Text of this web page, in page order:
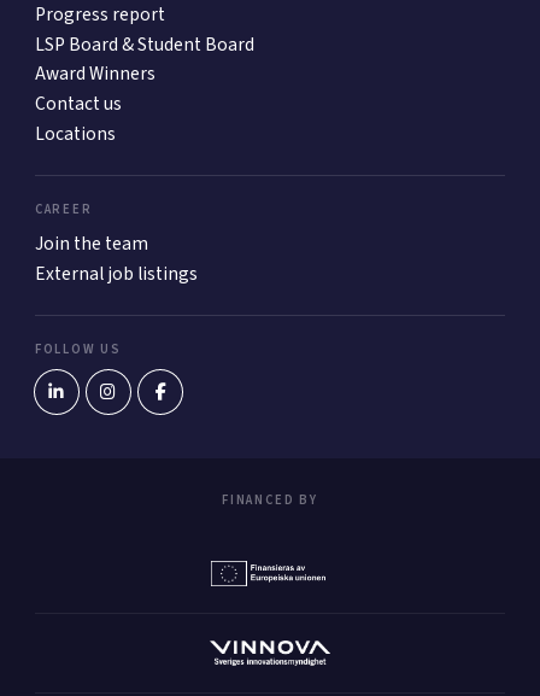
Progress report
LSP Board & Student Board
Award Winners
Contact us
Locations
CAREER
Join the team
External job listings
FOLLOW US
FINANCED BY